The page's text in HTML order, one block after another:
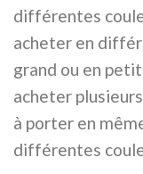
différentes
acheter en
grand ou en
acheter
à porter en
différentes